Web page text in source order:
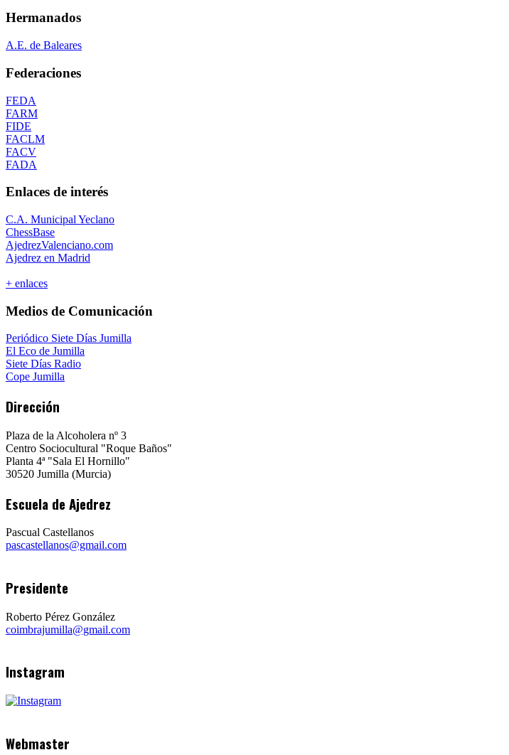
Hermanados
A.E. de Baleares
Federaciones
FEDA
FARM
FIDE
FACLM
FACV
FADA
Enlaces de interés
C.A. Municipal Yeclano
ChessBase
AjedrezValenciano.com
Ajedrez en Madrid
+ enlaces
Medios de Comunicación
Periódico Siete Días Jumilla
El Eco de Jumilla
Siete Días Radio
Cope Jumilla
Dirección
Plaza de la Alcoholera nº 3
Centro Sociocultural "Roque Baños"
Planta 4ª "Sala El Hornillo"
30520 Jumilla (Murcia)
Escuela de Ajedrez
Pascual Castellanos
pascastellanos@gmail.com
Presidente
Roberto Pérez González
coimbrajumilla@gmail.com
Instagram
Webmaster